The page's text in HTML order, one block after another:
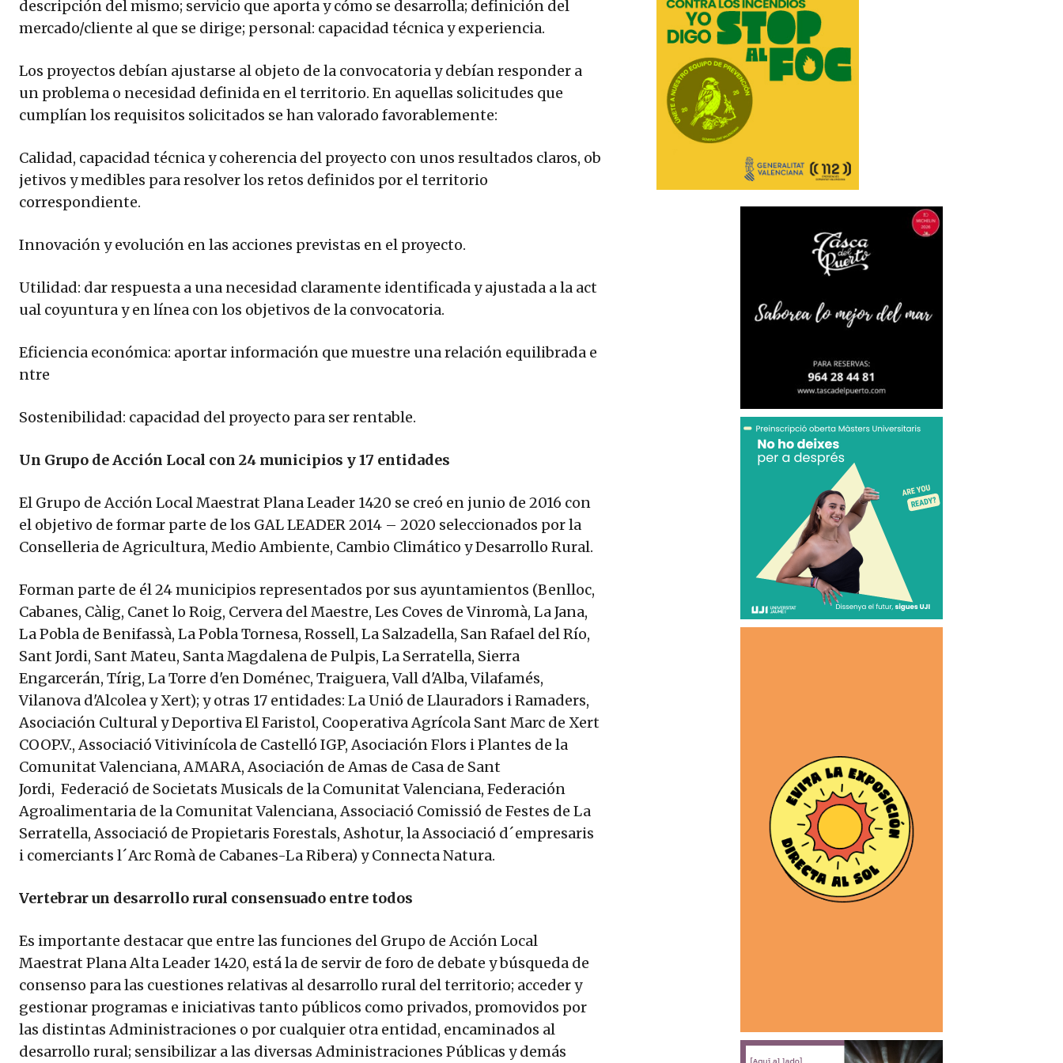
descripción del mismo; servicio que aporta y cómo se desarrolla; definición del
mercado/cliente al que se dirige; personal: capacidad técnica y experiencia.
Los proyectos debían ajustarse al objeto de la convocatoria y debían responder a
un problema o necesidad definida en el territorio. En aquellas solicitudes que
cumplían los requisitos solicitados se han valorado favorablemente:
Calidad, capacidad técnica y coherencia del proyecto con unos resultados claros, ob
jetivos y medibles para resolver los retos definidos por el territorio
correspondiente.
Innovación y evolución en las acciones previstas en el proyecto.
Utilidad: dar respuesta a una necesidad claramente identificada y ajustada a la act
ual coyuntura y en línea con los objetivos de la convocatoria.
Eficiencia económica: aportar información que muestre una relación equilibrada e
ntre
Sostenibilidad: capacidad del proyecto para ser rentable.
Un Grupo de Acción Local con 24 municipios y 17 entidades
El Grupo de Acción Local Maestrat Plana Leader 1420 se creó en junio de 2016 con
el objetivo de formar parte de los GAL LEADER 2014 – 2020 seleccionados por la
Conselleria de Agricultura, Medio Ambiente, Cambio Climático y Desarrollo Rural.
Forman parte de él 24 municipios representados por sus ayuntamientos (Benlloc,
Cabanes, Càlig, Canet lo Roig, Cervera del Maestre, Les Coves de Vinromà, La Jana,
La Pobla de Benifassà, La Pobla Tornesa, Rossell, La Salzadella, San Rafael del Río,
Sant Jordi, Sant Mateu, Santa Magdalena de Pulpis, La Serratella, Sierra
Engarcerán, Tírig, La Torre d'en Doménec, Traiguera, Vall d'Alba, Vilafamés,
Vilanova d'Alcolea y Xert); y otras 17 entidades: La Unió de Llauradors i Ramaders,
Asociación Cultural y Deportiva El Faristol, Cooperativa Agrícola Sant Marc de Xert
COOP.V., Associació Vitivinícola de Castelló IGP, Asociación Flors i Plantes de la
Comunitat Valenciana, AMARA, Asociación de Amas de Casa de Sant
Jordi, Federació de Societats Musicals de la Comunitat Valenciana, Federación
Agroalimentaria de la Comunitat Valenciana, Associació Comissió de Festes de La
Serratella, Associació de Propietaris Forestals, Ashotur, la Associació d´empresaris
i comerciants l´Arc Romà de Cabanes-La Ribera) y Connecta Natura.
Vertebrar un desarrollo rural consensuado entre todos
Es importante destacar que entre las funciones del Grupo de Acción Local
Maestrat Plana Alta Leader 1420, está la de servir de foro de debate y búsqueda de
consenso para las cuestiones relativas al desarrollo rural del territorio; acceder y
gestionar programas e iniciativas tanto públicos como privados, promovidos por
las distintas Administraciones o por cualquier otra entidad, encaminados al
desarrollo rural; sensibilizar a las diversas Administraciones Públicas y demás